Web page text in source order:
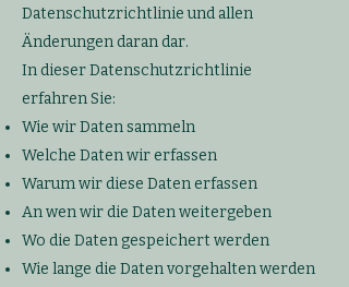
Datenschutzrichtlinie und allen
Änderungen daran dar.
In dieser Datenschutzrichtlinie
erfahren Sie:
Wie wir Daten sammeln
Welche Daten wir erfassen
Warum wir diese Daten erfassen
An wen wir die Daten weitergeben
Wo die Daten gespeichert werden
Wie lange die Daten vorgehalten werden